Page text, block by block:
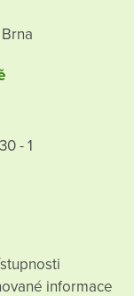
- 1
informace